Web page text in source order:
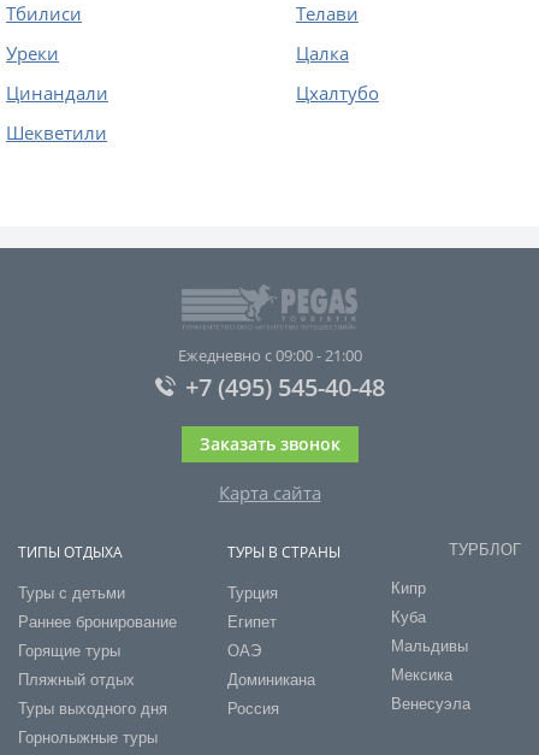
Тбилиси
Телави
Уреки
Цалка
Цинандали
Цхалтубо
Шекветили
Ежедневно с 09:00 - 21:00
+7 (495) 545-40-48
Заказать звонок
Карта сайта
ТИПЫ ОТДЫХА
Туры с детьми
Раннее бронирование
Горящие туры
Пляжный отдых
Туры выходного дня
Горнолыжные туры
ТУРЫ В СТРАНЫ
Турция
Египет
ОАЭ
Доминикана
Россия
ТУРБЛОГ
Кипр
Куба
Мальдивы
Мексика
Венесуэла